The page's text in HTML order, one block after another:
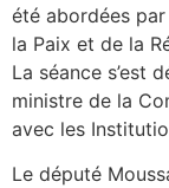
été abordées
la Paix et de la
La séance s’est
ministre de la
avec les
Le député